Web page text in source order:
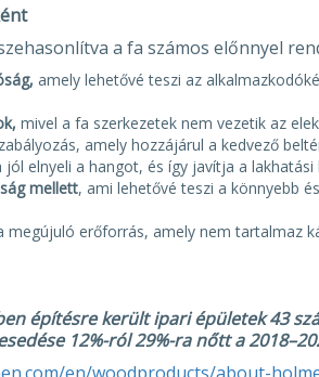
a fa számos előnnyel
amely lehetővé teszi az
mivel a fa szerkezetek nem vezetik az
amely hozzájárul a kedvező
jól elnyeli a hangot, és így javítja a lakhatási
mellett, ami lehetővé teszi a könnyebb
megújuló erőforrás, amely nem tartalmaz
építésre került ipari épületek 43
12%-ról 29%-ra nőtt a